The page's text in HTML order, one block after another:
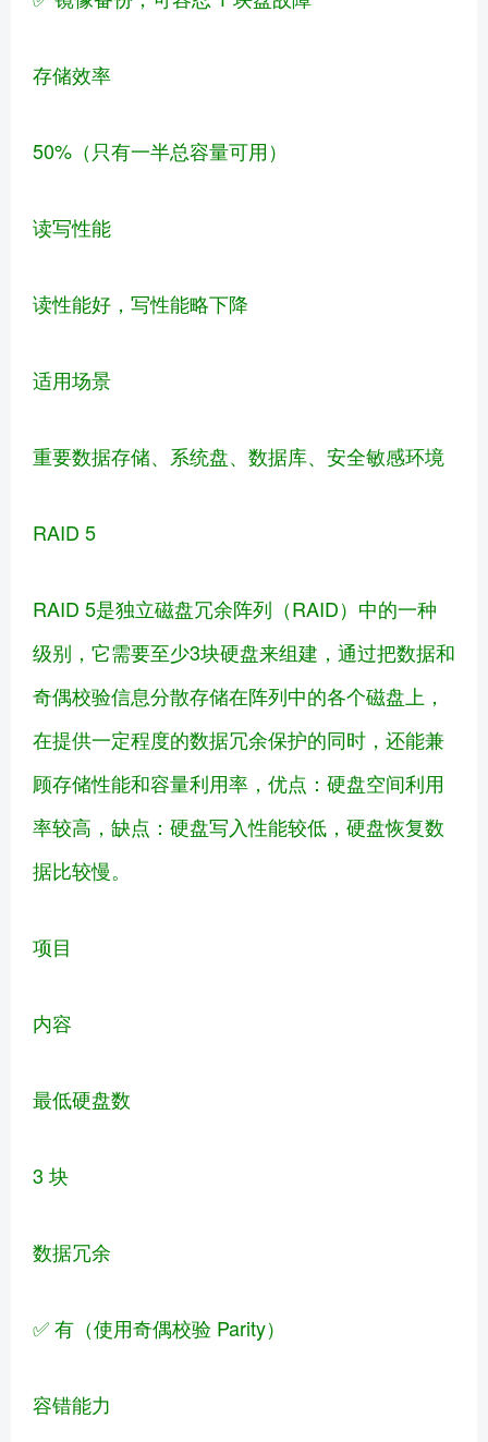
存储效率
50%（只有一半总容量可用）
读写性能
读性能好，写性能略下降
适用场景
重要数据存储、系统盘、数据库、安全敏感环境
RAID 5
RAID 5是独立磁盘冗余阵列（RAID）中的一种
级别，它需要至少3块硬盘来组建，通过把数据和
奇偶校验信息分散存储在阵列中的各个磁盘上，
在提供一定程度的数据冗余保护的同时，还能兼
顾存储性能和容量利用率，优点：硬盘空间利用
率较高，缺点：硬盘写入性能较低，硬盘恢复数
据比较慢。
项目
内容
最低硬盘数
3 块
数据冗余
✅ 有（使用奇偶校验 Parity）
容错能力